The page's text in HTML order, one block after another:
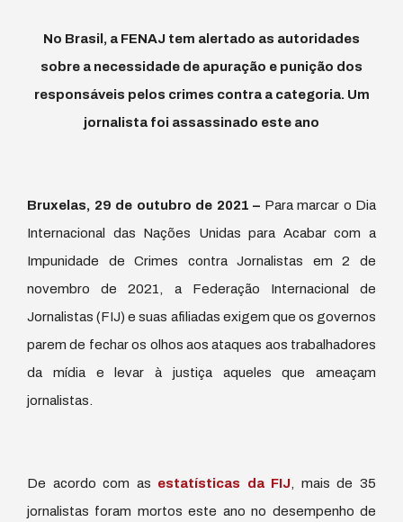
No Brasil, a FENAJ tem alertado as autoridades
sobre a necessidade de apuração e punição dos
responsáveis pelos crimes contra a categoria. Um
jornalista foi assassinado este ano
Bruxelas, 29 de outubro de 2021 – Para marcar o Dia
Internacional das Nações Unidas para Acabar com a
Impunidade de Crimes contra Jornalistas em 2 de
novembro de 2021, a Federação Internacional de
Jornalistas (FIJ) e suas afiliadas exigem que os governos
parem de fechar os olhos aos ataques aos trabalhadores
da mídia e levar à justiça aqueles que ameaçam
jornalistas.
De acordo com as estatísticas da FIJ , mais de 35
jornalistas foram mortos este ano no desempenho de